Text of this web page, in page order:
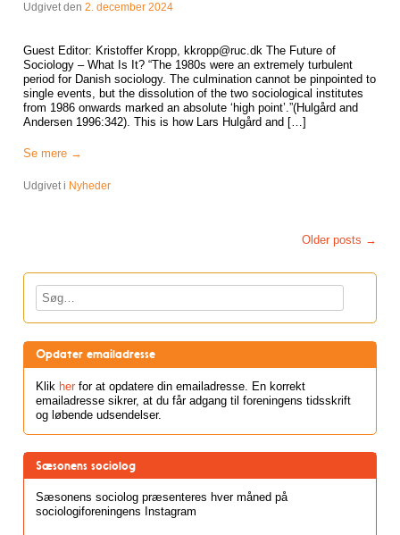
Udgivet den 2. december 2024
Guest Editor: Kristoffer Kropp, kkropp@ruc.dk The Future of
Sociology – What Is It? “The 1980s were an extremely turbulent
period for Danish sociology. The culmination cannot be pinpointed to
single events, but the dissolution of the two sociological institutes
from 1986 onwards marked an absolute ‘high point’.”(Hulgård and
Andersen 1996:342). This is how Lars Hulgård and […]
Se mere →
Udgivet i Nyheder
Older posts →
Søg
Opdater emailadresse
Klik her for at opdatere din emailadresse. En korrekt
emailadresse sikrer, at du får adgang til foreningens tidsskrift
og løbende udsendelser.
Sæsonens sociolog
Sæsonens sociolog præsenteres hver måned på
sociologiforeningens Instagram